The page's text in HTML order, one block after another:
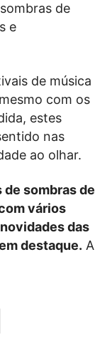
de
e
de música
com os
estes
nas
ao olhar.
sombras de
vários
das
destaque. A